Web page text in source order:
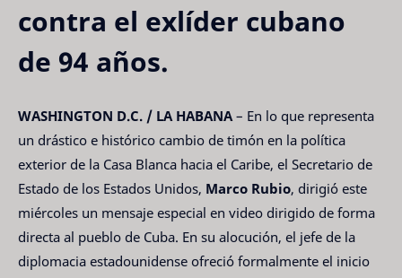
contra el exlíder cubano
de 94 años.
WASHINGTON D.C. / LA HABANA– En lo que representa
un drástico e histórico cambio de timón en la política
exterior de la Casa Blanca hacia el Caribe, el Secretario de
Estado de los Estados Unidos, Marco Rubio, dirigió este
miércoles un mensaje especial en video dirigido de forma
directa al pueblo de Cuba. En su alocución, el jefe de la
diplomacia estadounidense ofreció formalmente el inicio